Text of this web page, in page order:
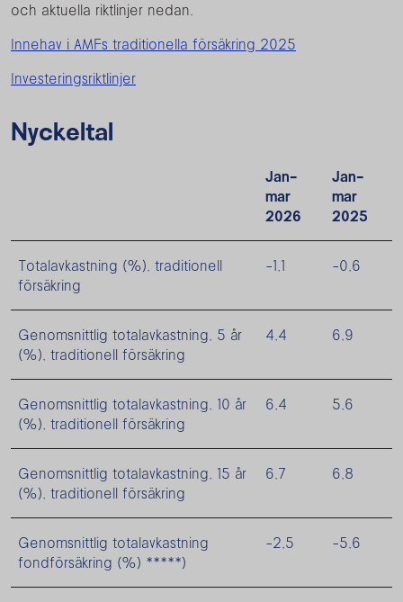
och aktuella riktlinjer nedan.
Innehav i AMFs traditionella försäkring 2025
Investeringsriktlinjer
Nyckeltal
Jan-
mar
2026
Jan-
mar
2025
Totalavkastning (%), traditionell
försäkring
-1,1 -0,6
Genomsnittlig totalavkastning, 5 år
(%), traditionell försäkring
4,4 6,9
Genomsnittlig totalavkastning, 10 år
(%), traditionell försäkring
6,4 5,6
Genomsnittlig totalavkastning, 15 år
(%), traditionell försäkring
6,7 6,8
Genomsnittlig totalavkastning
fondförsäkring (%) *****)
-2,5 -5,6